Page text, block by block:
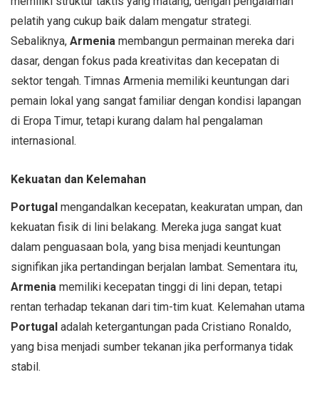
pelatih yang cukup baik dalam mengatur strategi.
Sebaliknya, Armenia membangun permainan mereka dari
dasar, dengan fokus pada kreativitas dan kecepatan di
sektor tengah. Timnas Armenia memiliki keuntungan dari
pemain lokal yang sangat familiar dengan kondisi lapangan
di Eropa Timur, tetapi kurang dalam hal pengalaman
internasional.
Kekuatan dan Kelemahan
Portugal mengandalkan kecepatan, keakuratan umpan, dan
kekuatan fisik di lini belakang. Mereka juga sangat kuat
dalam penguasaan bola, yang bisa menjadi keuntungan
signifikan jika pertandingan berjalan lambat. Sementara itu,
Armenia memiliki kecepatan tinggi di lini depan, tetapi
rentan terhadap tekanan dari tim-tim kuat. Kelemahan utama
Portugal adalah ketergantungan pada Cristiano Ronaldo,
yang bisa menjadi sumber tekanan jika performanya tidak
stabil.